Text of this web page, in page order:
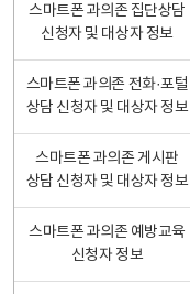
스마트폰 과의존 집단상담
신청자 및 대상자 정보
스마트폰 과의존 전화·포털
상담 신청자 및 대상자 정보
스마트폰 과의존 게시판
상담 신청자 및 대상자 정보
스마트폰 과의존 예방교육
신청자 정보